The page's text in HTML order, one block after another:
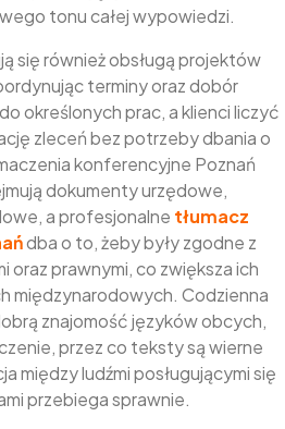
tonu całej wypowiedzi.
się również obsługą projektów
terminy oraz dobór
określonych prac, a klienci liczyć
zleceń bez potrzeby dbania o
konferencyjne Poznań
dokumenty urzędowe,
a profesjonalne tłumacz
dba o to, żeby były zgodne z
oraz prawnymi, co zwiększa ich
międzynarodowych. Codzienna
znajomość języków obcych,
przez co teksty są wierne
między ludźmi posługującymi się
przebiega sprawnie.